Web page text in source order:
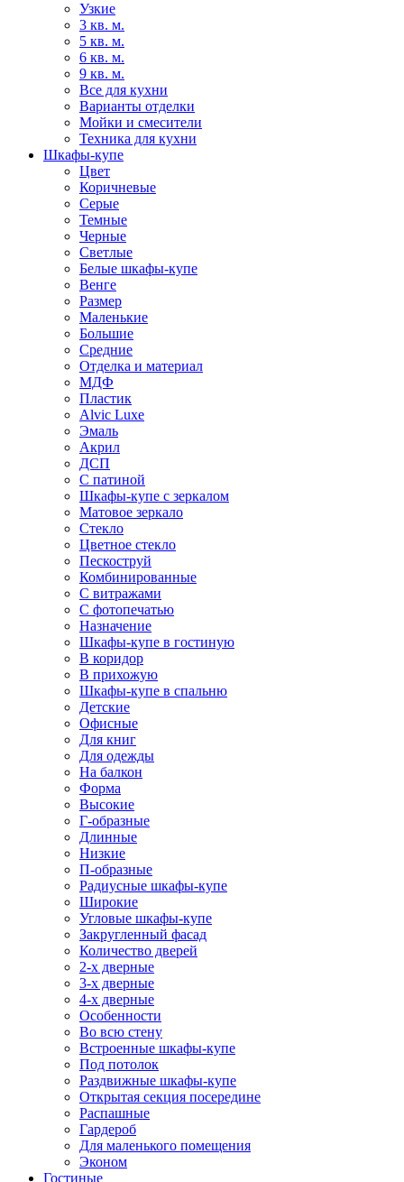
Узкие
3 кв. м.
5 кв. м.
6 кв. м.
9 кв. м.
Все для кухни
Варианты отделки
Мойки и смесители
Техника для кухни
Шкафы-купе
Цвет
Коричневые
Серые
Темные
Черные
Светлые
Белые шкафы-купе
Венге
Размер
Маленькие
Большие
Средние
Отделка и материал
МДФ
Пластик
Alvic Luxe
Эмаль
Акрил
ДСП
С патиной
Шкафы-купе с зеркалом
Матовое зеркало
Стекло
Цветное стекло
Пескоструй
Комбинированные
С витражами
С фотопечатью
Назначение
Шкафы-купе в гостиную
В коридор
В прихожую
Шкафы-купе в спальню
Детские
Офисные
Для книг
Для одежды
На балкон
Форма
Высокие
Г-образные
Длинные
Низкие
П-образные
Радиусные шкафы-купе
Широкие
Угловые шкафы-купе
Закругленный фасад
Количество дверей
2-х дверные
3-х дверные
4-х дверные
Особенности
Во всю стену
Встроенные шкафы-купе
Под потолок
Раздвижные шкафы-купе
Открытая секция посередине
Распашные
Гардероб
Для маленького помещения
Эконом
Гостиные